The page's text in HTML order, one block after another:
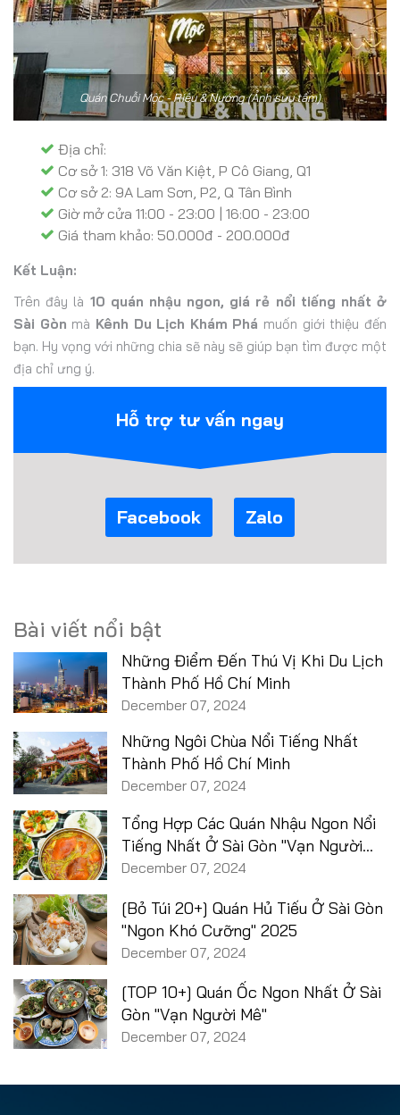
Quán Chuỗi Mộc - Riêu & Nướng (Ảnh sưu tầm)
Địa chỉ:
Cơ sở 1: 318 Võ Văn Kiệt, P Cô Giang, Q1
Cơ sở 2: 9A Lam Sơn, P2, Q Tân Bình
Giờ mở cửa 11:00 - 23:00 | 16:00 - 23:00
Giá tham khảo: 50.000đ - 200.000đ
Kết Luận:
Trên đây là 10 quán nhậu ngon, giá rẻ nổi tiếng nhất ở
Sài Gòn mà Kênh Du Lịch Khám Phá muốn giới thiệu đến
bạn. Hy vọng với những chia sẽ này sẽ giúp bạn tìm được một
địa chỉ ưng ý.
Hỗ trợ tư vấn ngay
Facebook Zalo
Bài viết nổi bật
Những Điểm Đến Thú Vị Khi Du Lịch
Thành Phố Hồ Chí Minh
December 07, 2024
Những Ngôi Chùa Nổi Tiếng Nhất
Thành Phố Hồ Chí Minh
December 07, 2024
Tổng Hợp Các Quán Nhậu Ngon Nổi
Tiếng Nhất Ở Sài Gòn "Vạn Người
Mê"
December 07, 2024
[Bỏ Túi 20+] Quán Hủ Tiếu Ở Sài Gòn
"Ngon Khó Cưỡng" 2025
December 07, 2024
[TOP 10+] Quán Ốc Ngon Nhất Ở Sài
Gòn "Vạn Người Mê"
December 07, 2024